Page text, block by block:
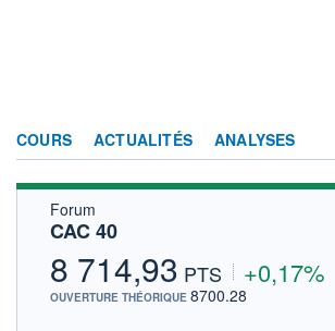
COURS ACTUALITÉS ANALYSES
HISTORIQUE
Forum
CAC 40
8 714,93 PTS +0,17%
OUVERTURE THÉORIQUE 8700.28